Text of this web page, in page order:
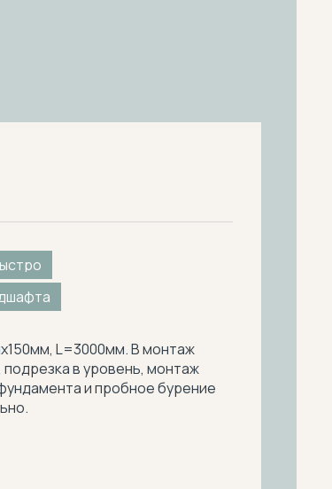
L=3000мм. В монтаж
подрезка в уровень, монтаж
и пробное бурение